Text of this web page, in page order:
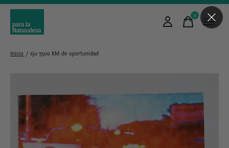
0items
Inicio / sju 7500 KM de oportunidad